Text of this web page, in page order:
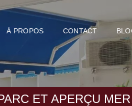
À PROPOS CONTACT
ET APERÇU